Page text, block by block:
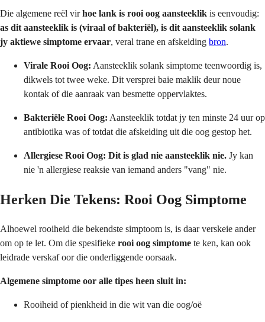
Die algemene reël virhoe lank is rooi oog aansteeklik is eenvoudig:
as dit aansteeklik is (viraal of bakteriël), is dit aansteeklik solank
jy aktiewe simptome ervaar, veral trane en afskeiding bron.
Virale Rooi Oog: Aansteeklik solank simptome teenwoordig is,
dikwels tot twee weke. Dit versprei baie maklik deur noue
kontak of die aanraak van besmette oppervlaktes.
Bakteriële Rooi Oog: Aansteeklik totdat jy ten minste 24 uur op
antibiotika was of totdat die afskeiding uit die oog gestop het.
Allergiese Rooi Oog: Dit is glad nie aansteeklik nie. Jy kan
nie 'n allergiese reaksie van iemand anders "vang" nie.
Herken Die Tekens: Rooi Oog Simptome
Alhoewel rooiheid die bekendste simptoom is, is daar verskeie ander
om op te let. Om die spesifieke rooi oog simptome te ken, kan ook
leidrade verskaf oor die onderliggende oorsaak.
Algemene simptome oor alle tipes heen sluit in:
Rooiheid of pienkheid in die wit van die oog/oë